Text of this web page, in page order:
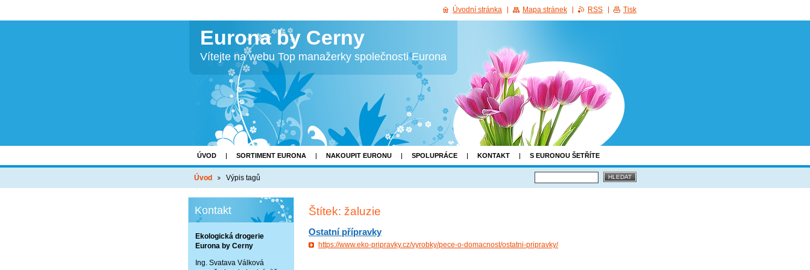
Eurona by Cerny
Vítejte na webu Top manažerky společnosti Eurona
ÚVOD SORTIMENT EURONA NAKOUPIT EURONU SPOLUPRÁCE KONTAKT S EURONOU ŠETŘÍTE
Úvod Výpis tagů
Štítek: žaluzie
Ostatní přípravky
https://www.eko-pripravky.cz/vyrobky/pece-o-domacnost/ostatni-pripravky/
Kontakt
Ekologická drogerie
Eurona by Cerny
Ing. Svatava Válková
Úvodní stránka Mapa stránek RSS Tisk